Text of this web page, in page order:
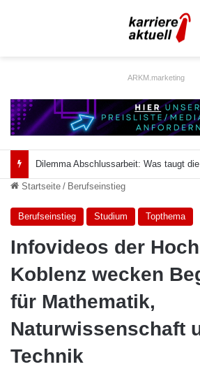
ARKM.marketing
Startseite / Berufseinstieg
Berufseinstieg Studium Topthema
Infovideos der
Koblenz wecken
für Mathematik,
Naturwissenschaft
Technik